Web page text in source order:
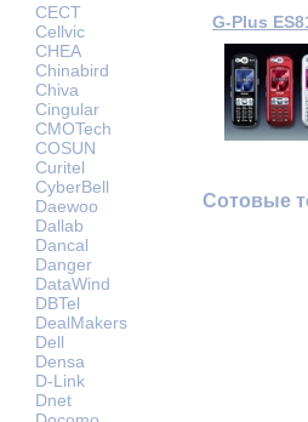
CECT
Cellvic
CHEA
Chinabird
Chiva
Cingular
CMOTech
COSUN
Curitel
CyberBell
Daewoo
Dallab
Dancal
Danger
DataWind
DBTel
DealMakers
Dell
Densa
D-Link
Dnet
G-Plus
Сотовые